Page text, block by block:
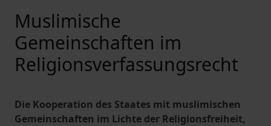
Muslimische
Gemeinschaften im
Religionsverfassungsrecht
Die Kooperation des Staates mit muslimischen
Gemeinschaften im Lichte der Religionsfreiheit,